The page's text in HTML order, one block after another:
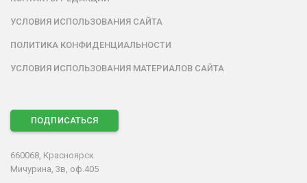
УСЛОВИЯ ИСПОЛЬЗОВАНИЯ САЙТА
ПОЛИТИКА КОНФИДЕНЦИАЛЬНОСТИ
УСЛОВИЯ ИСПОЛЬЗОВАНИЯ МАТЕРИАЛОВ САЙТА
ПОДПИСАТЬСЯ
660068, Красноярск
Мичурина, 3в, оф.405